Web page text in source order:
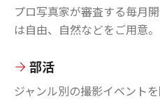
プロ写真家が審査する毎月
は自由、自然などをご用意。
部活
ジャンル別の撮影イベント